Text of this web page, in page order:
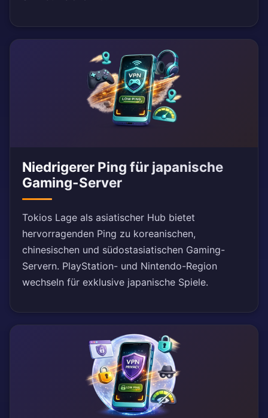
Niedrigerer Ping für japanische
Gaming-Server
Tokios Lage als asiatischer Hub bietet
hervorragenden Ping zu koreanischen,
chinesischen und südostasiatischen Gaming-
Servern. PlayStation- und Nintendo-Region
wechseln für exklusive japanische Spiele.